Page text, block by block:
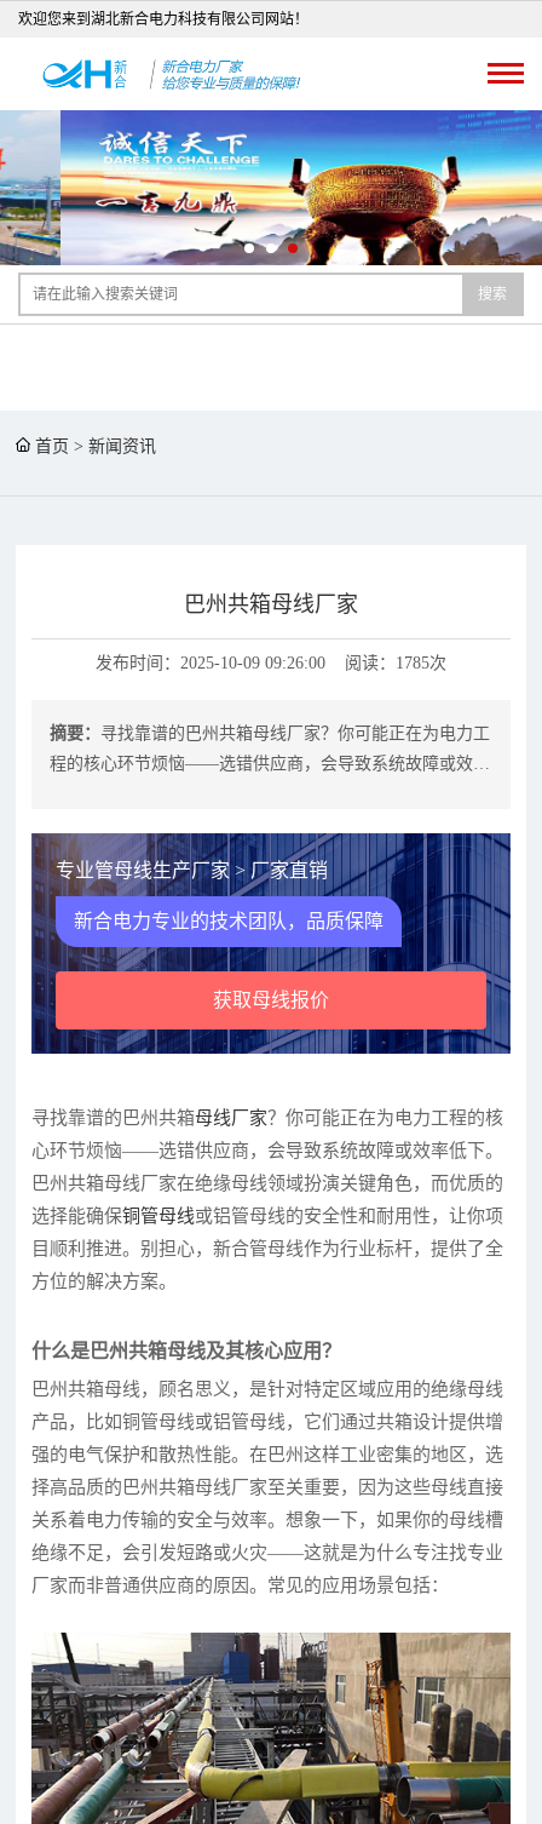
欢迎您来到湖北新合电力科技有限公司网站！
搜索
首页 >新闻资讯
巴州共箱母线厂家
发布时间：2025-10-09 09:26:00 阅读：1785次
摘要： 寻找靠谱的巴州共箱母线厂家？你可能正在为电力工
程的核心环节烦恼——选错供应商，会导致系统故障或效率
专业管母线生产厂家 > 厂家直销
新合电力专业的技术团队，品质保障
获取母线报价
寻找靠谱的巴州共箱母线厂家？你可能正在为电力工程的核
心环节烦恼——选错供应商，会导致系统故障或效率低下。
巴州共箱母线厂家在绝缘母线领域扮演关键角色，而优质的
选择能确保铜管母线或铝管母线的安全性和耐用性，让你项
目顺利推进。别担心，新合管母线作为行业标杆，提供了全
方位的解决方案。
什么是巴州共箱母线及其核心应用？
巴州共箱母线，顾名思义，是针对特定区域应用的绝缘母线
产品，比如铜管母线或铝管母线，它们通过共箱设计提供增
强的电气保护和散热性能。在巴州这样工业密集的地区，选
择高品质的巴州共箱母线厂家至关重要，因为这些母线直接
关系着电力传输的安全与效率。想象一下，如果你的母线槽
绝缘不足，会引发短路或火灾——这就是为什么专注找专业
厂家而非普通供应商的原因。常见的应用场景包括：